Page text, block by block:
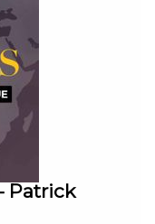
Patrick